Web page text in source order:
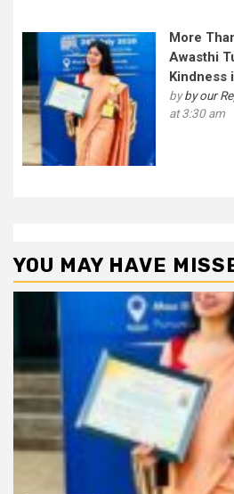
More
Awasthi
Kindness
byby our
at 3:30 am
YOU MAY HAVE